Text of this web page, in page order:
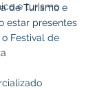
e turismo
de Turismo e
estar presentes
Festival de